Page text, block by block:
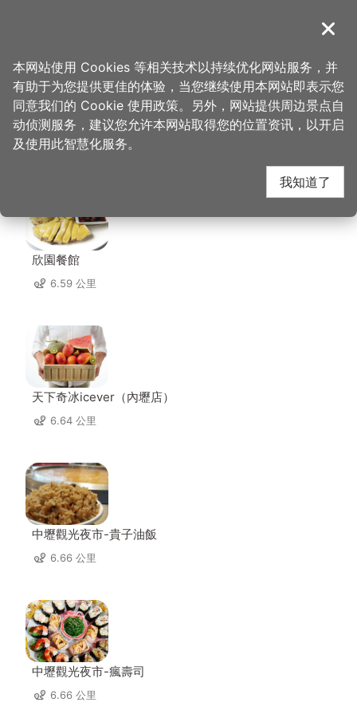
導覽
首页 > 想去的地方 > 住宿 > 绿藤轻旅
绿藤轻旅 周边店家
欣園餐館
6.59 公里
天下奇冰icever（內壢店）
6.64 公里
中壢觀光夜市-貴子油飯
6.66 公里
中壢觀光夜市-瘋壽司
6.66 公里
关闭
本网站使用 Cookies 等相关技术以持续优化网站服务，并
有助于为您提供更佳的体验，当您继续使用本网站即表示您
同意我们的 Cookie 使用政策。另外，网站提供周边景点自
动侦测服务，建议您允许本网站取得您的位置资讯，以开启
及使用此智慧化服务。
我知道了